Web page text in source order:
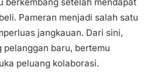
Pameran menjadi salah satu
jangkauan. Dari sini,
pelanggan baru, bertemu
peluang kolaborasi.